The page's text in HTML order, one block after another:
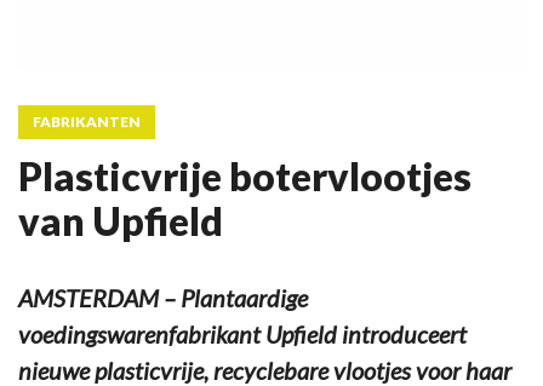
FABRIKANTEN
Plasticvrije botervlootjes
van Upfield
AMSTERDAM – Plantaardige
voedingswarenfabrikant Upfield introduceert
nieuwe plasticvrije, recyclebare vlootjes voor haar